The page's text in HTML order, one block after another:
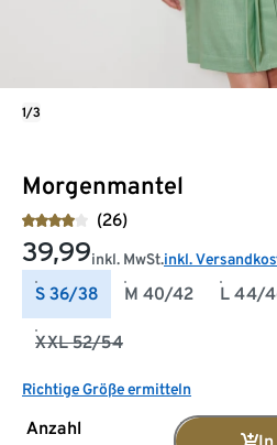
Morgenmantel
(26)
39,99inkl. MwSt.inkl.
S 36/38 M 40/42 L 44/
XXL 52/54
Richtige Größe ermitteln
Anzahl
1/3